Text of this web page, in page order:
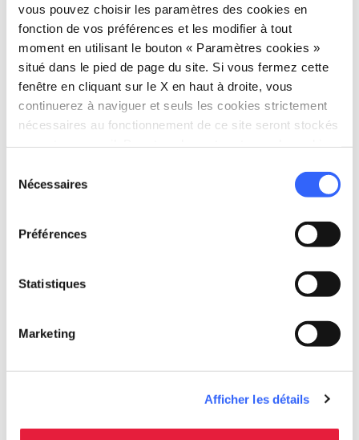
vous pouvez choisir les paramètres des cookies en
fonction de vos préférences et les modifier à tout
moment en utilisant le bouton « Paramètres cookies »
situé dans le pied de page du site. Si vous fermez cette
fenêtre en cliquant sur le X en haut à droite, vous
continuerez à naviguer et seuls les cookies strictement
nécessaires au fonctionnement de ce site seront stockés
Nécessaires
Préférences
Statistiques
Marketing
Afficher les détails
l'histoire de Lucques et de son territoire.
Via dei Bacchettoni, 8, 55100 Lucca LU,